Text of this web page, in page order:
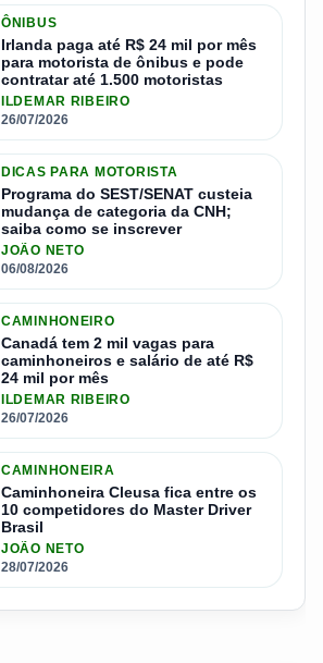
ÔNIBUS
Irlanda paga até R$ 24 mil por mês
para motorista de ônibus e pode
contratar até 1.500 motoristas
ILDEMAR RIBEIRO
26/07/2026
DICAS PARA MOTORISTA
Programa do SEST/SENAT custeia
mudança de categoria da CNH;
saiba como se inscrever
JOÃO NETO
06/08/2026
CAMINHONEIRO
Canadá tem 2 mil vagas para
caminhoneiros e salário de até R$
24 mil por mês
ILDEMAR RIBEIRO
26/07/2026
CAMINHONEIRA
Caminhoneira Cleusa fica entre os
10 competidores do Master Driver
Brasil
JOÃO NETO
28/07/2026